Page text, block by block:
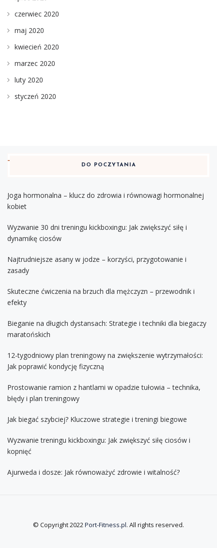
czerwiec 2020
maj 2020
kwiecień 2020
marzec 2020
luty 2020
styczeń 2020
DO POCZYTANIA
Joga hormonalna – klucz do zdrowia i równowagi hormonalnej
kobiet
Wyzwanie 30 dni treningu kickboxingu: Jak zwiększyć siłę i
dynamikę ciosów
Najtrudniejsze asany w jodze – korzyści, przygotowanie i
zasady
Skuteczne ćwiczenia na brzuch dla mężczyzn – przewodnik i
efekty
Bieganie na długich dystansach: Strategie i techniki dla biegaczy
maratońskich
12-tygodniowy plan treningowy na zwiększenie wytrzymałości:
Jak poprawić kondycję fizyczną
Prostowanie ramion z hantlami w opadzie tułowia – technika,
błędy i plan treningowy
Jak biegać szybciej? Kluczowe strategie i treningi biegowe
Wyzwanie treningu kickboxingu: Jak zwiększyć siłę ciosów i
kopnięć
Ajurweda i dosze: Jak równoważyć zdrowie i witalność?
© Copyright 2022Port-Fitness.pl. All rights reserved.